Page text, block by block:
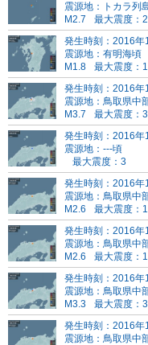
震源地：トカラ列
M2.7
最大震度：2
発生時刻：2016
震源地：有明海頃
M1.8
最大震度：1
発生時刻：2016
震源地：鳥取県中
M3.7
最大震度：3
発生時刻：2016
震源地：---頃
最大震度：3
発生時刻：2016
震源地：鳥取県中
M2.6
最大震度：1
発生時刻：2016
震源地：鳥取県中
M2.6
最大震度：1
発生時刻：2016
震源地：鳥取県中
M3.3
最大震度：3
発生時刻：2016
震源地：鳥取県中